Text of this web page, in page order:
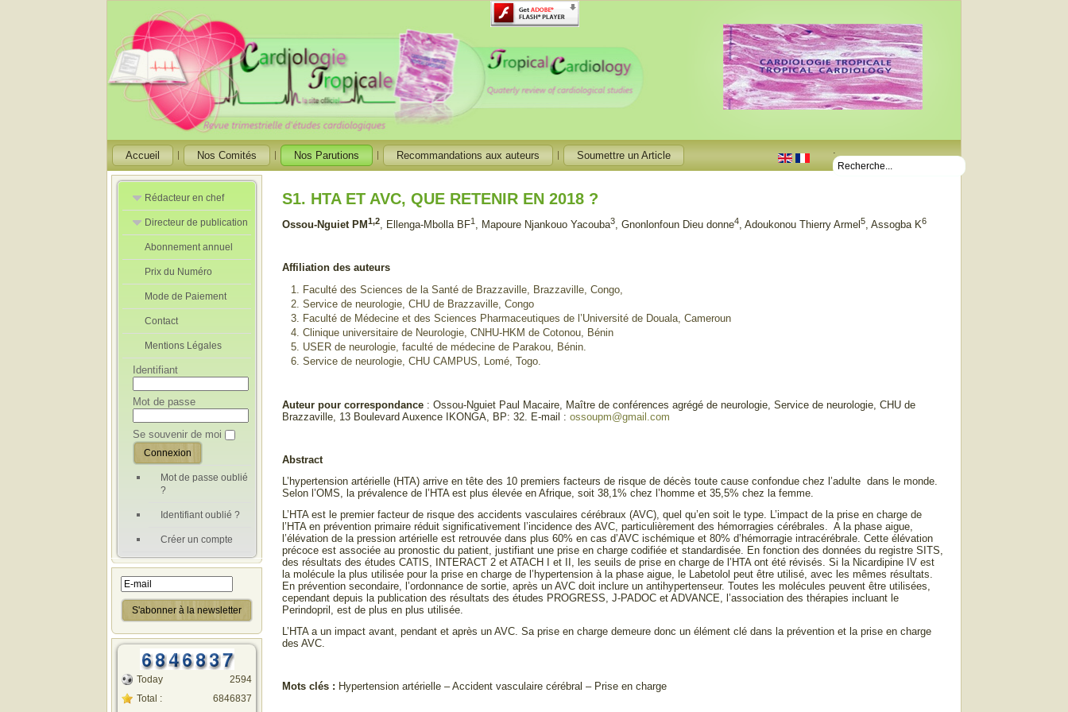
.
Accueil Nos Comités Nos Parutions Recommandations aux auteurs Soumettre un Article
Rédacteur en chef
Rédacteurs en
Chef Adjoint
Directeur de publication
Directeur de
publication
adjoint
Abonnement annuel
Prix du Numéro
Mode de Paiement
Contact
Mentions Légales
Identifiant
Mot de passe
Se souvenir de moi
Mot de passe oublié
?
Identifiant oublié ?
Créer un compte
Today
Total :
2594
6846837
S1. HTA ET AVC, QUE RETENIR EN 2018 ?
Ossou-Nguiet PM1,2, Ellenga-Mbolla BF1 , Mapoure Njankouo Yacouba3, Gnonlonfoun Dieu donne4, Adoukonou Thierry Armel5, Assogba K6
Affiliation des auteurs
Faculté des Sciences de la Santé de Brazzaville, Brazzaville, Congo,
Service de neurologie, CHU de Brazzaville, Congo
Faculté de Médecine et des Sciences Pharmaceutiques de l’Université de Douala, Cameroun
Clinique universitaire de Neurologie, CNHU-HKM de Cotonou, Bénin
USER de neurologie, faculté de médecine de Parakou, Bénin.
Service de neurologie, CHU CAMPUS, Lomé, Togo.
Auteur pour correspondance : Ossou-Nguiet Paul Macaire, Maître de conférences agrégé de neurologie, Service de neurologie, CHU de
Brazzaville, 13 Boulevard Auxence IKONGA, BP: 32. E-mail :ossoupm@gmail.com
Abstract
L’hypertension artérielle (HTA) arrive en tête des 10 premiers facteurs de risque de décès toute cause confondue chez l’adulte dans le monde.
Selon l’OMS, la prévalence de l’HTA est plus élevée en Afrique, soit 38,1% chez l’homme et 35,5% chez la femme.
L’HTA est le premier facteur de risque des accidents vasculaires cérébraux (AVC), quel qu’en soit le type. L’impact de la prise en charge de
l’HTA en prévention primaire réduit significativement l’incidence des AVC, particulièrement des hémorragies cérébrales. A la phase aigue,
l’élévation de la pression artérielle est retrouvée dans plus 60% en cas d’AVC ischémique et 80% d’hémorragie intracérébrale. Cette élévation
précoce est associée au pronostic du patient, justifiant une prise en charge codifiée et standardisée. En fonction des données du registre SITS,
des résultats des études CATIS, INTERACT 2 et ATACH I et II, les seuils de prise en charge de l’HTA ont été révisés. Si la Nicardipine IV est
la molécule la plus utilisée pour la prise en charge de l’hypertension à la phase aigue, le Labetolol peut être utilisé, avec les mêmes résultats.
En prévention secondaire, l’ordonnance de sortie, après un AVC doit inclure un antihypertenseur. Toutes les molécules peuvent être utilisées,
cependant depuis la publication des résultats des études PROGRESS, J-PADOC et ADVANCE, l’association des thérapies incluant le
Perindopril, est de plus en plus utilisée.
L’HTA a un impact avant, pendant et après un AVC. Sa prise en charge demeure donc un élément clé dans la prévention et la prise en charge
des AVC.
Mots clés : Hypertension artérielle – Accident vasculaire cérébral – Prise en charge